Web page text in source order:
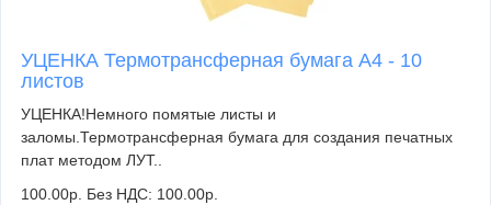
УЦЕНКА Термотрансферная бумага А4 - 10
листов
УЦЕНКА!Немного помятые листы и
заломы.Термотрансферная бумага для создания печатных
плат методом ЛУТ..
100.00р. Без НДС: 100.00р.